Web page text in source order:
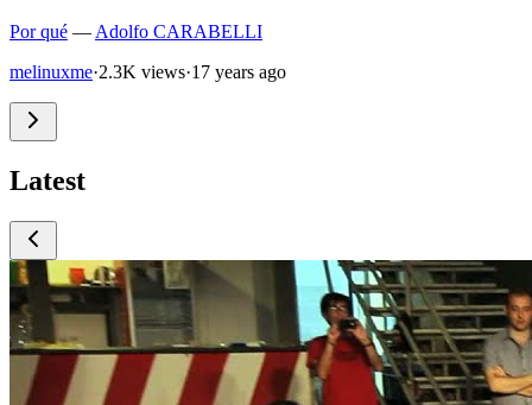
Por qué — Adolfo CARABELLI
melinuxme·2.3K views·17 years ago
Latest